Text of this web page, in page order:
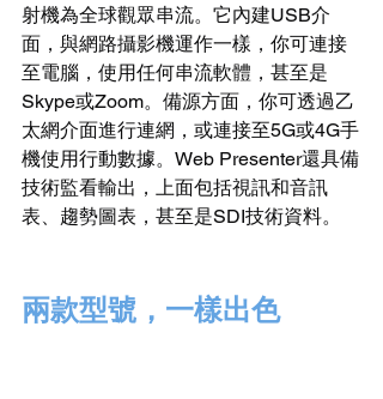
射機為全球觀眾串流。它內建USB介
面，與網路攝影機運作一樣，你可連接
至電腦，使用任何串流軟體，甚至是
Skype或Zoom。備源方面，你可透過乙
太網介面進行連網，或連接至5G或4G手
機使用行動數據。Web Presenter還具備
技術監看輸出，上面包括視訊和音訊
表、趨勢圖表，甚至是SDI技術資料。
兩款型號，一樣出色